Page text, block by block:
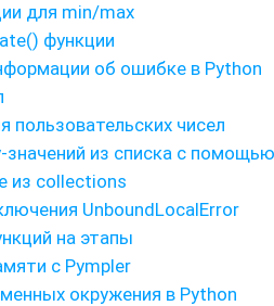
для min/max
функции
об ошибке в Python
пользовательских чисел
значений из списка с
из collections
UnboundLocalError
на этапы
с Pympler
окружения в Python